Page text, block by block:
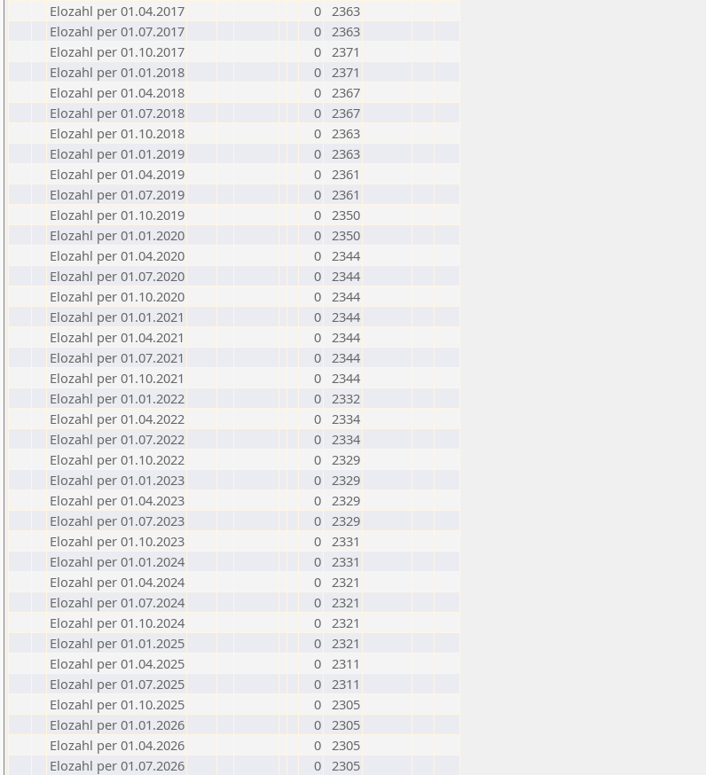
Elozahl per 01.04.2017
0 2363
Elozahl per 01.07.2017
0 2363
Elozahl per 01.10.2017
0 2371
Elozahl per 01.01.2018
0 2371
Elozahl per 01.04.2018
0 2367
Elozahl per 01.07.2018
0 2367
Elozahl per 01.10.2018
0 2363
Elozahl per 01.01.2019
0 2363
Elozahl per 01.04.2019
0 2361
Elozahl per 01.07.2019
0 2361
Elozahl per 01.10.2019
0 2350
Elozahl per 01.01.2020
0 2350
Elozahl per 01.04.2020
0 2344
Elozahl per 01.07.2020
0 2344
Elozahl per 01.10.2020
0 2344
Elozahl per 01.01.2021
0 2344
Elozahl per 01.04.2021
0 2344
Elozahl per 01.07.2021
0 2344
Elozahl per 01.10.2021
0 2344
Elozahl per 01.01.2022
0 2332
Elozahl per 01.04.2022
0 2334
Elozahl per 01.07.2022
0 2334
Elozahl per 01.10.2022
0 2329
Elozahl per 01.01.2023
0 2329
Elozahl per 01.04.2023
0 2329
Elozahl per 01.07.2023
0 2329
Elozahl per 01.10.2023
0 2331
Elozahl per 01.01.2024
0 2331
Elozahl per 01.04.2024
0 2321
Elozahl per 01.07.2024
0 2321
Elozahl per 01.10.2024
0 2321
Elozahl per 01.01.2025
0 2321
Elozahl per 01.04.2025
0 2311
Elozahl per 01.07.2025
0 2311
Elozahl per 01.10.2025
0 2305
Elozahl per 01.01.2026
0 2305
Elozahl per 01.04.2026
0 2305
Elozahl per 01.07.2026
0 2305